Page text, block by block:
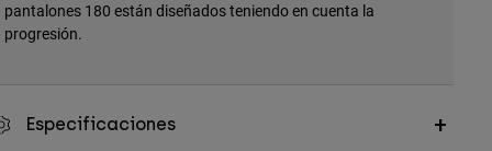
pantalones 180 están diseñados teniendo en cuenta la
progresión.
Especificaciones